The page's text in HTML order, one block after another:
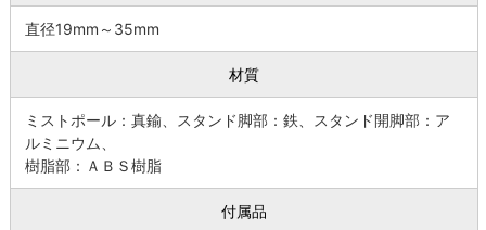
直径19mm～35mm
材質
ミストポール：真鍮、スタンド脚部：鉄、スタンド開脚部：ア
ルミニウム、
樹脂部：ＡＢＳ樹脂
付属品